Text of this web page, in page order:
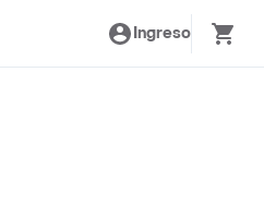
Ingreso